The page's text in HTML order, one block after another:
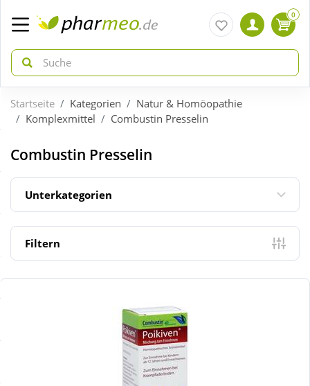
zurück
ÜBERSICHT AKTIONEN
Aktuelle Coupons
Neuheiten
zurück
ÜBERSICHT KATEGORIEN
Arzneimittel
Diabetes
Körperpflege & Kosmetik
0
Startseite Kategorien
Natur & Homöopathie
Komplexmittel
Combustin Presselin
Combustin Presselin
Unterkategorien
Filtern